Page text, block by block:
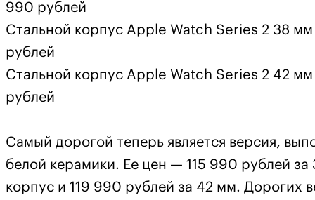
990 рублей
Стальной корпус Apple Watch Series 2 38
рублей
Стальной корпус Apple Watch Series 2 42
рублей
Самый дорогой теперь является версия,
белой керамики. Ее цен — 115 990 рублей за
корпус и 119 990 рублей за 42 мм. Дорогих